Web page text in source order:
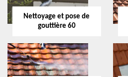
Nettoyage et pose de
gouttière 60